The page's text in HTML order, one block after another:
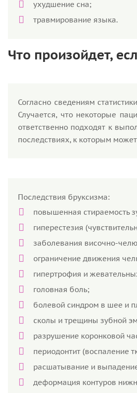
ухудшение сна;
травмирование языка.
Что произойдет,
Согласно сведениям
Случается, что некоторые
ответственно подходят к
последствиях, к которым
Последствия бруксизма:
повышенная стираемость
гиперестезия
заболевания височно-
ограничение движения
гипертрофия и
головная боль;
болевой синдром в шее и
сколы и трещины зубной
разрушение коронковой
периодонтит (воспаление
расшатывание и
деформация контуров